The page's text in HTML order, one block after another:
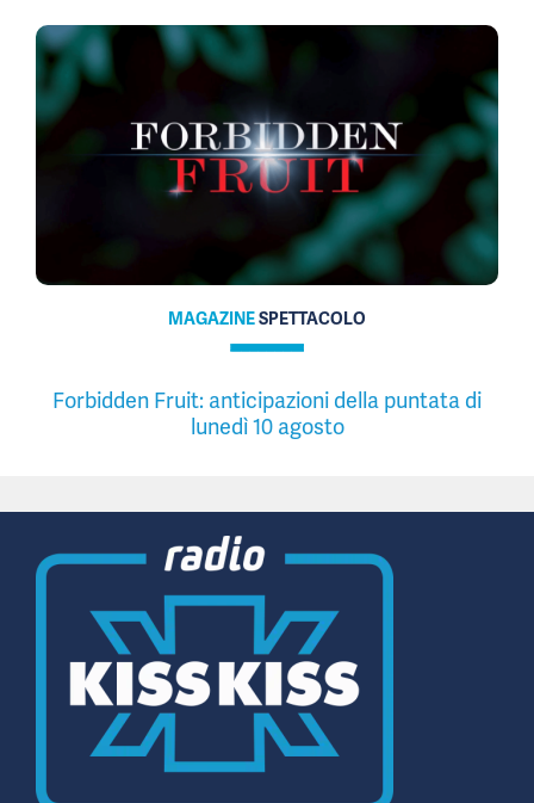
MAGAZINESPETTACOLO
Forbidden Fruit: anticipazioni della puntata di
lunedì 10 agosto